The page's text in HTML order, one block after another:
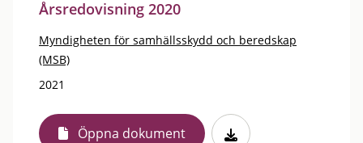
Årsredovisning 2020
Myndigheten för samhällsskydd och beredskap
(MSB)
2021
Öppna dokument